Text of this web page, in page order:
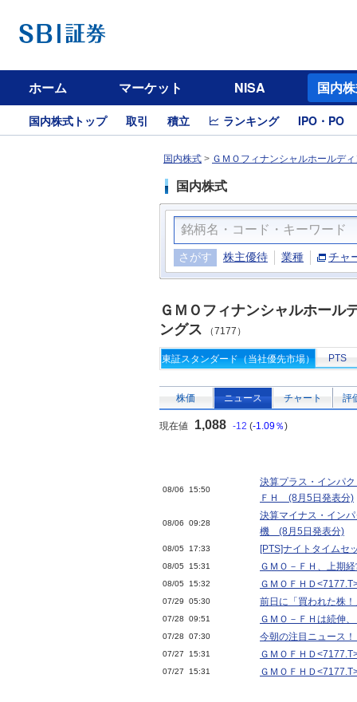
ホーム マーケット NISA 国内
国内株式トップ 取引 積立 ランキング IPO・PO
国内株式 > ＧＭＯフィナンシャルホールデ
国内株式
さがす 株主優待 業種 チャ
ＧＭＯフィナンシャルホール
ングス （7177）
東証スタンダード（当社優先市場） PTS
株価 ニュース チャート 評
現在値 1,088 -12 (-1.09％)
08/06 15:50
決算プラス・インパ
ＦＨ (8月5日発表分)
08/06 09:28
決算マイナス・イン
機 (8月5日発表分)
08/05 17:33 [PTS]ナイトタイム
08/05 15:31 ＧＭＯ－ＦＨ、上期
08/05 15:32 ＧＭＯＦＨＤ
07/29 05:30 前日に「買われた株
07/28 09:51 ＧＭＯ－ＦＨは続伸
07/28 07:30 今朝の注目ニュース
07/27 15:31 ＧＭＯＦＨＤ
07/27 15:31 ＧＭＯＦＨＤ